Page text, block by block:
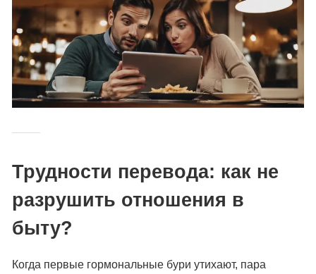
Трудности перевода: как не
разрушить отношения в
быту?
Когда первые гормональные бури утихают, пара